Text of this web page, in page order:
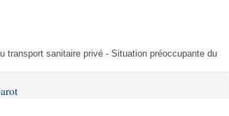
transport sanitaire privé - Situation préoccupante du